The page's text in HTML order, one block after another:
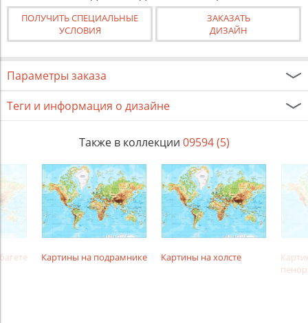
ПОЛУЧИТЬ СПЕЦИАЛЬНЫЕ
УСЛОВИЯ
ЗАКАЗАТЬ
ДИЗАЙН
Параметры заказа
Теги и информация о дизайне
Также в коллекции 09594 (5)
Картины на подрамнике Картины на холсте